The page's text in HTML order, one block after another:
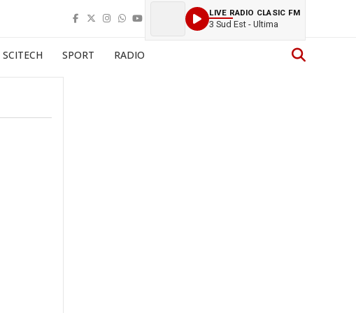
LIVE RADIO CLASIC FM
3 Sud Est - Ultima
SCITECH SPORT RADIO